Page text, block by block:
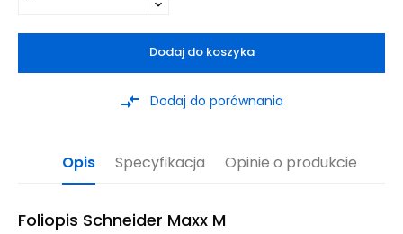
Dodaj do koszyka
compare_arrows Dodaj do porównania
Opis Specyfikacja Opinie o produkcie
Foliopis Schneider Maxx M